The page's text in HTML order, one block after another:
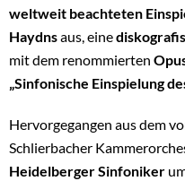
weltweit beachteten
Haydnsaus, eine
mit dem renommierten
„Sinfonische Einspielung
Hervorgegangen aus dem
Schlierbacher
Heidelberger Sinfoniker